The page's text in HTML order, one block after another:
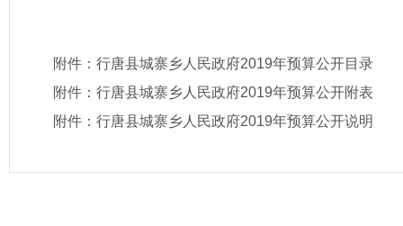
附件： 行唐县城寨乡人民政府2019年预算公开目录
附件： 行唐县城寨乡人民政府2019年预算公开附表
附件： 行唐县城寨乡人民政府2019年预算公开说明